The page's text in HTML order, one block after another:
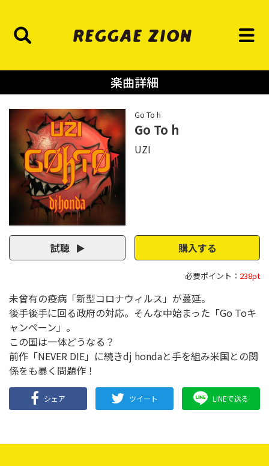
楽曲詳細
Go To h
Go To h
UZI
試聴 購入する
必要ポイント： 238pt
未曾有の疫病「新型コロナウィルス」が蔓延。
後手後手に回る政府の対応。そんな中始まった「Go Toキ
ャンペーン」。
この国は一体どうなる？
前作「NEVER DIE」に続きdj hondaと手を組み米国との関
係をも暴く問題作！
シェア ツイート LINEで送る